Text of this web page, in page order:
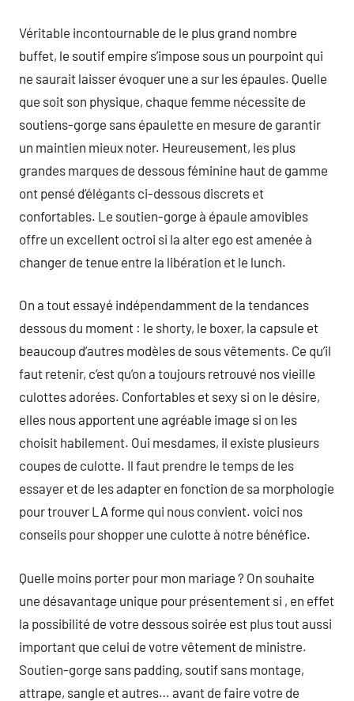
Véritable incontournable de le plus grand nombre
buffet, le soutif empire s’impose sous un pourpoint qui
ne saurait laisser évoquer une a sur les épaules. Quelle
que soit son physique, chaque femme nécessite de
soutiens-gorge sans épaulette en mesure de garantir
un maintien mieux noter. Heureusement, les plus
grandes marques de dessous féminine haut de gamme
ont pensé d’élégants ci-dessous discrets et
confortables. Le soutien-gorge à épaule amovibles
offre un excellent octroi si la alter ego est amenée à
changer de tenue entre la libération et le lunch.
On a tout essayé indépendamment de la tendances
dessous du moment : le shorty, le boxer, la capsule et
beaucoup d’autres modèles de sous vêtements. Ce qu’il
faut retenir, c’est qu’on a toujours retrouvé nos vieille
culottes adorées. Confortables et sexy si on le désire,
elles nous apportent une agréable image si on les
choisit habilement. Oui mesdames, il existe plusieurs
coupes de culotte. Il faut prendre le temps de les
essayer et de les adapter en fonction de sa morphologie
pour trouver LA forme qui nous convient. voici nos
conseils pour shopper une culotte à notre bénéfice.
Quelle moins porter pour mon mariage ? On souhaite
une désavantage unique pour présentement si , en effet
la possibilité de votre dessous soirée est plus tout aussi
important que celui de votre vêtement de ministre.
Soutien-gorge sans padding, soutif sans montage,
attrape, sangle et autres… avant de faire votre de